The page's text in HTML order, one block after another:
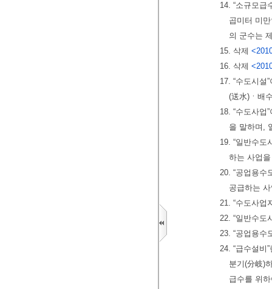
14. “소규모급
곱미터 미
의 군수는
15. 삭제
16. 삭제
17. “수도시설
(送水)ㆍ배
18. “수도사업
을 말하며,
19. “일반수도
하는 사업
20. “공업용수
공급하는
21. “수도사업
22. “일반수도
23. “공업용수
24. “급수설비
분기(分岐)
급수를 위